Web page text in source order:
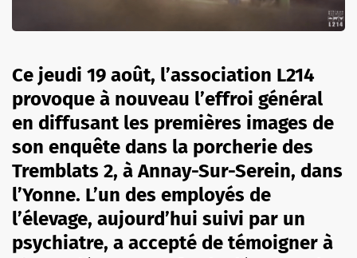
Ce jeudi 19 août, l’association L214
provoque à nouveau l’effroi général
en diffusant les premières images de
son enquête dans la porcherie des
Tremblats 2, à Annay-Sur-Serein, dans
l’Yonne. L’un des employés de
l’élevage, aujourd’hui suivi par un
psychiatre, a accepté de témoigner à